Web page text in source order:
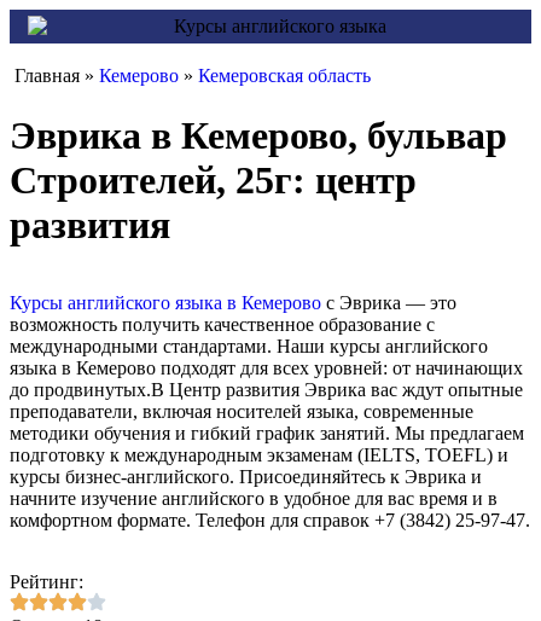
Главная » Кемерово » Кемеровская область
Эврика в Кемерово, бульвар
Строителей, 25г: центр
развития
Курсы английского языка в Кемерово с Эврика — это
возможность получить качественное образование с
международными стандартами. Наши курсы английского
языка в Кемерово подходят для всех уровней: от начинающих
до продвинутых.В Центр развития Эврика вас ждут опытные
преподаватели, включая носителей языка, современные
методики обучения и гибкий график занятий. Мы предлагаем
подготовку к международным экзаменам (IELTS, TOEFL) и
курсы бизнес-английского. Присоединяйтесь к Эврика и
начните изучение английского в удобное для вас время и в
комфортном формате. Телефон для справок +7 (3842) 25-97-47.
Рейтинг: